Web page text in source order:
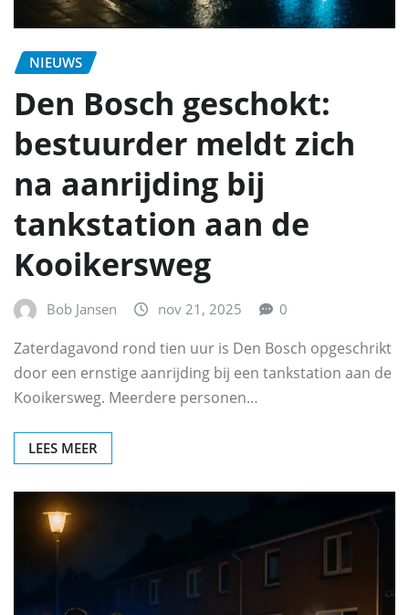
NIEUWS
Den Bosch geschokt:
bestuurder meldt zich
na aanrijding bij
tankstation aan de
Kooikersweg
Bob Jansen nov 21, 2025 0
Zaterdagavond rond tien uur is Den Bosch opgeschrikt
door een ernstige aanrijding bij een tankstation aan de
Kooikersweg. Meerdere personen…
LEES MEER